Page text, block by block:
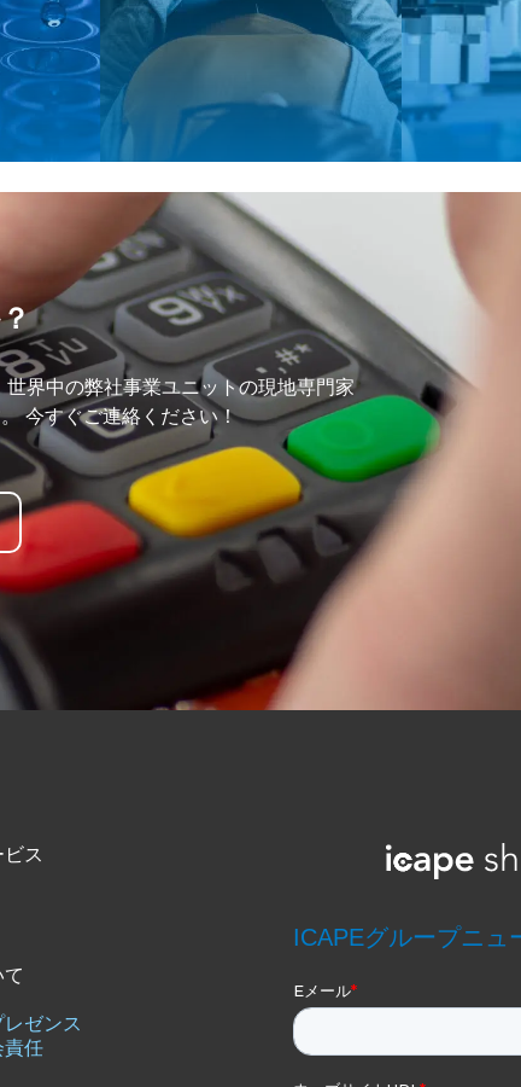
界中の弊社事業ユニットの現地専門家
今すぐご連絡ください！
ス
ゼンス
責任